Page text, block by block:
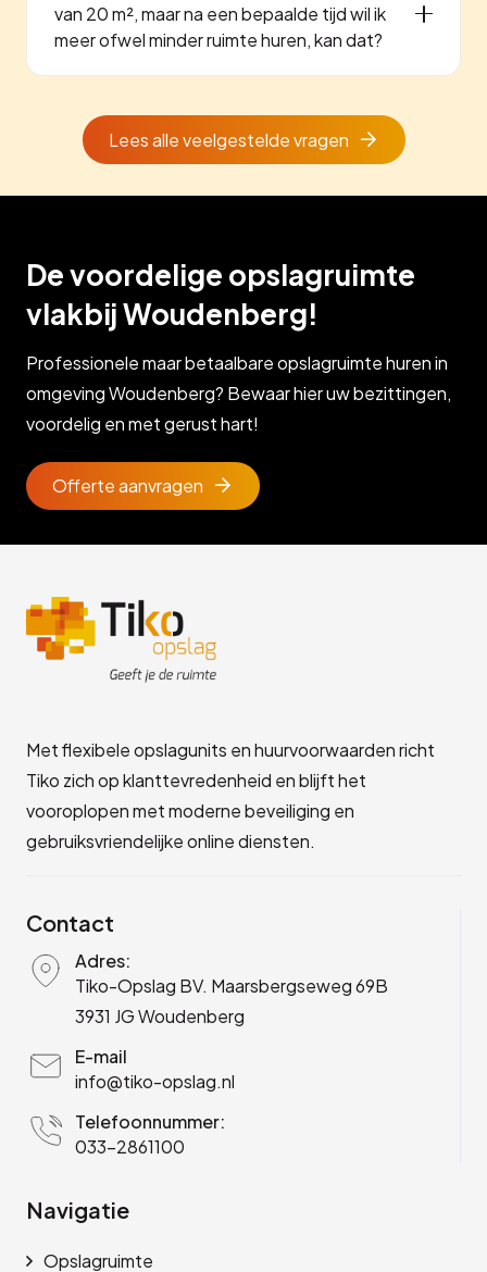
van 20 m², maar na een bepaalde tijd wil ik
meer ofwel minder ruimte huren, kan dat?
Lees alle veelgestelde vragen
De voordelige opslagruimte
vlakbij Woudenberg!
Professionele maar betaalbare opslagruimte huren in
omgeving Woudenberg? Bewaar hier uw bezittingen,
voordelig en met gerust hart!
Offerte aanvragen
Met flexibele opslagunits en huurvoorwaarden richt
Tiko zich op klanttevredenheid en blijft het
vooroplopen met moderne beveiliging en
gebruiksvriendelijke online diensten.
Contact
Adres:
Tiko-Opslag BV. Maarsbergseweg 69B
3931 JG Woudenberg
E-mail
info@tiko-opslag.nl
Telefoonnummer:
033-2861100
Navigatie
Opslagruimte